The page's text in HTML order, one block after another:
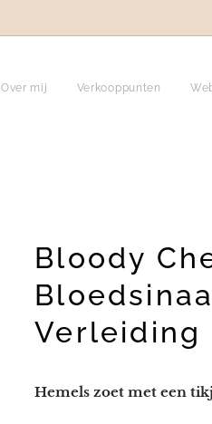
Over mij Verkooppunten
Bloody
Verleiding
Hemels zoet met een